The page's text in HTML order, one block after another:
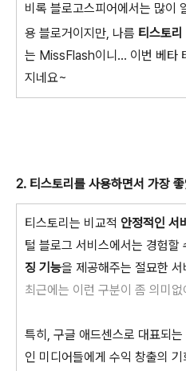
비록 블로고스피어에서는 많이
용 블로거이지만, 나름 티스토
는 MissFlash이니... 이번 베타
지네요~
2. 티스토리를 사용하면서 가장
티스토리는 비교적 안정적인 서
털 블로그 서비스에서는 경험할
징 기능을 제공해주는 절묘한
최근에는 이런 구분이 좀 의미
특히, 구글 애드센스로 대표되
인 미디어들에게 수익 창출의